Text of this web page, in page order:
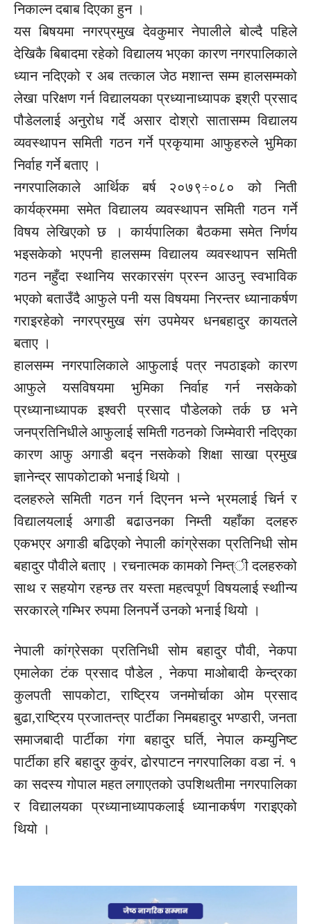
निकाल्न दबाब दिएका हुन ।
यस बिषयमा नगरप्रमुख देवकुमार नेपालीले बोल्दै पहिले
देखिकै बिबादमा रहेको विद्यालय भएका कारण नगरपालिकाले
ध्यान नदिएको र अब तत्काल जेठ मशान्त सम्म हालसम्मको
लेखा परिक्षण गर्न विद्यालयका प्रध्यानाध्यापक इश्री प्रसाद
पौडेललाई अनुरोध गर्दे असार दोश्रो सातासम्म विद्यालय
व्यवस्थापन समिती गठन गर्ने प्रकृयामा आफुहरुले भुमिका
निर्वाह गर्ने बताए ।
नगरपालिकाले आर्थिक बर्ष २०७९÷०८० को निती
कार्यक्रममा समेत विद्यालय व्यवस्थापन समिती गठन गर्ने
विषय लेखिएको छ । कार्यपालिका बैठकमा समेत निर्णय
भइसकेको भएपनी हालसम्म विद्यालय व्यवस्थापन समिती
गठन नहुँदा स्थानिय सरकारसंग प्रस्न आउनु स्वभाविक
भएको बताउँदै आफुले पनी यस विषयमा निरन्तर ध्यानाकर्षण
गराइरहेको नगरप्रमुख संग उपमेयर धनबहादुर कायतले
बताए ।
हालसम्म नगरपालिकाले आफुलाई पत्र नपठाइको कारण
आफुले यसविषयमा भुमिका निर्वाह गर्न नसकेको
प्रध्यानाध्यापक इश्वरी प्रसाद पौडेलको तर्क छ भने
जनप्रतिनिधीले आफुलाई समिती गठनको जिम्मेवारी नदिएका
कारण आफु अगाडी बद्न नसकेको शिक्षा साखा प्रमुख
ज्ञानेन्द्र सापकोटाको भनाई थियो ।
दलहरुले समिती गठन गर्न दिएनन भन्ने भ्रमलाई चिर्न र
विद्यालयलाई अगाडी बढाउनका निम्ती यहाँका दलहरु
एकभएर अगाडी बढिएको नेपाली कांग्रेसका प्रतिनिधी सोम
बहादुर पौवीले बताए । रचनात्मक कामको निम्त्ी दलहरुको
साथ र सहयोग रहन्छ तर यस्ता महत्वपूर्ण विषयलाई स्थाीन्य
सरकारले् गम्भिर रुपमा लिनपर्ने उनको भनाई थियो ।
नेपाली कांग्रेसका प्रतिनिधी सोम बहादुर पौवी, नेकपा
एमालेका टंक प्रसाद पौडेल , नेकपा माओबादी केन्द्रका
कुलपती सापकोटा, राष्ट्रिय जनमोर्चाका ओम प्रसाद
बुढा,राष्ट्रिय प्रजातन्त्र पार्टीका निमबहादुर भण्डारी, जनता
समाजबादी पार्टीका गंगा बहादुर घर्ति, नेपाल कम्युनिष्ट
पार्टीका हरि बहादुर कुवंर, ढोरपाटन नगरपालिका वडा नं. १
का सदस्य गोपाल महत लगाएतको उपशिथतीमा नगरपालिका
र विद्यालयका प्रध्यानाध्यापकलाई ध्यानाकर्षण गराइएको
थियो ।